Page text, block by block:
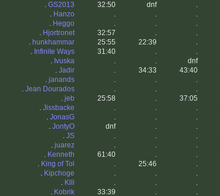
. GS2013 32:50 dnf .
. Hanzo . . .
. Heggo . . .
. Hjortronet 32:57 . .
. hunkhammar 25:55 22:39 .
. Infinite Ways 31:40 . .
. Ivuska . . dnf
. Jadir . 34:33 43:40
. janands . . .
. Jean Dourados . . .
. jeb 25:58 . 37:05
. Jissbacke . . .
. JonasG . . .
. JontyO dnf . .
. JS . . .
. juarez . . .
. Kenneth 61:40 . .
. King of Tol . 25:46 .
. Kipchoge . . .
. Klll . . .
. Kobrik 33:39 . .